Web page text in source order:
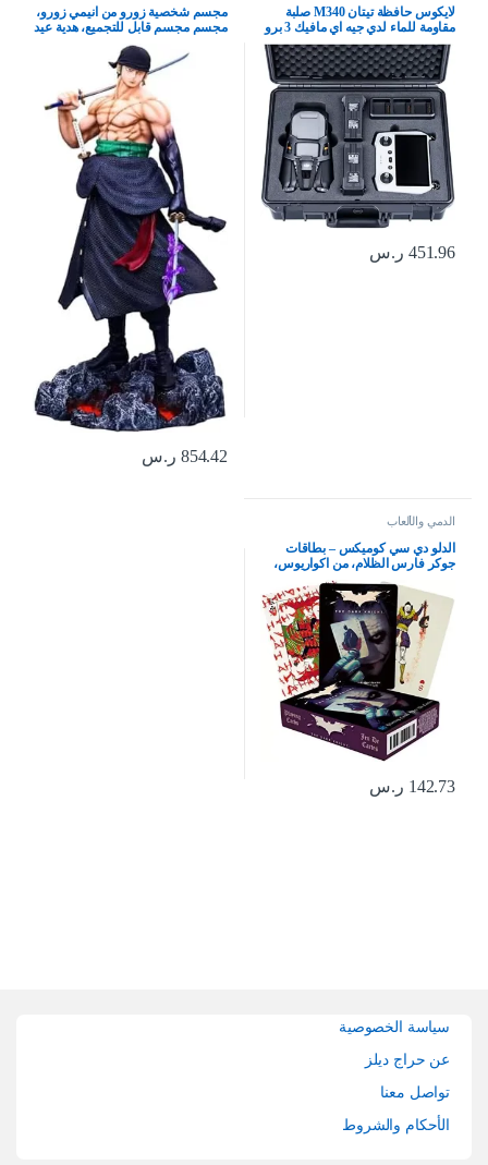
لايكوس حافظة تيتان M340 صلبة
مقاومة للماء لدي جيه اي مافيك 3 برو
ودي جيه اي ار سي، تدعم حبل دي جيه
اي ار سي [حافظة فقط]، اسود،
M3p+dji Rc, أسود, M3p+dji RC
451.96 ر.س
مجسم شخصية زورو من انيمي زورو،
مجسم مجسم قابل للتجميع، هدية عيد
854.42 ر.س
الدمي والألعاب
الدلو دي سي كوميكس – بطاقات
جوكر فارس الظلام، من اكواريوس،
142.73 ر.س
سياسة الخصوصية
عن حراج ديلز
تواصل معنا
الأحكام والشروط